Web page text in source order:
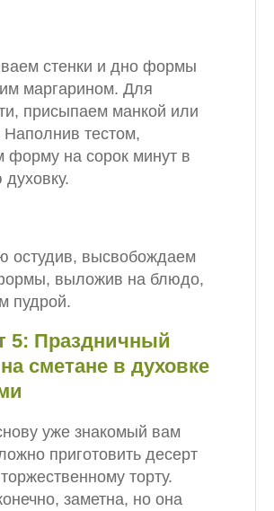
стенки и дно формы
маргарином. Для
присыпаем манкой или
Наполнив тестом,
на сорок минут в
духовку.
остудив, высвобождаем
выложив на блюдо,
пудрой.
5: Праздничный
сметане в духовке
уже знакомый вам
приготовить десерт
торту.
заметна, но она